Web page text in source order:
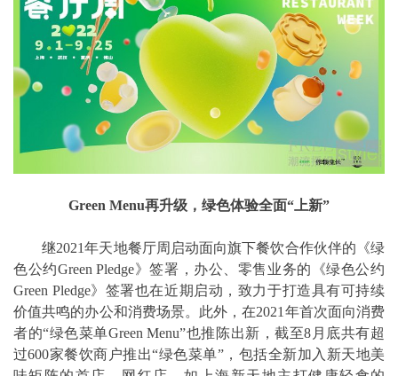
Green Menu再升级，绿色体验全面“上新”
继2021年天地餐厅周启动面向旗下餐饮合作伙伴的《绿
色公约Green Pledge》签署，办公、零售业务的《绿色公约
Green Pledge》签署也在近期启动，致力于打造具有可持续
价值共鸣的办公和消费场景。此外，在2021年首次面向消费
者的“绿色菜单Green Menu”也推陈出新，截至8月底共有超
过600家餐饮商户推出“绿色菜单”，包括全新加入新天地美